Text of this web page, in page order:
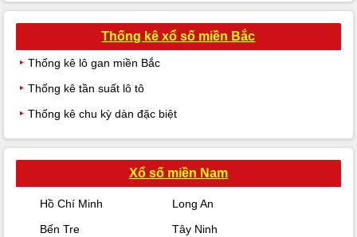
Thống kê xổ số miền Bắc
Thống kê lô gan miền Bắc
Thống kê tần suất lô tô
Thống kê chu kỳ dàn đặc biệt
Xổ số miền Nam
Hồ Chí Minh
Long An
Bến Tre
Tây Ninh